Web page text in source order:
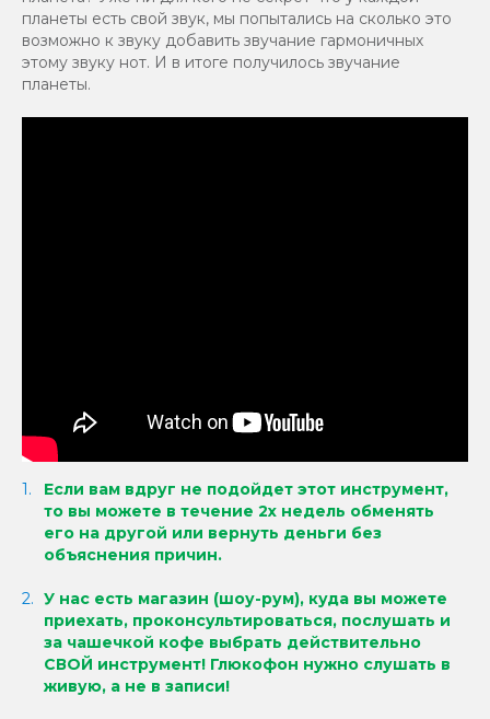
планеты есть свой звук, мы попытались на сколько это
возможно к звуку добавить звучание гармоничных
этому звуку нот. И в итоге получилось звучание
планеты.
Если вам вдруг не подойдет этот инструмент,
то вы можете в течение 2х недель обменять
его на другой или вернуть деньги без
объяснения причин.
У нас есть магазин (шоу-рум), куда вы можете
приехать, проконсультироваться, послушать и
за чашечкой кофе выбрать действительно
СВОЙ инструмент! Глюкофон нужно слушать в
живую, а не в записи!